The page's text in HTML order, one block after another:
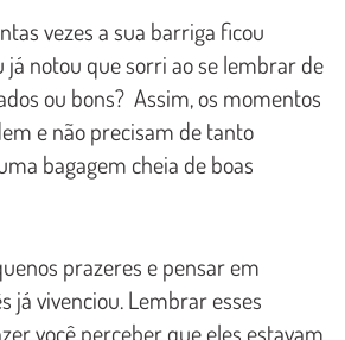
vezes a sua barriga ficou
já notou que sorri ao se lembrar de
ou bons? Assim, os momentos
e não precisam de tanto
bagagem cheia de boas
prazeres e pensar em
já vivenciou. Lembrar esses
você perceber que eles estavam